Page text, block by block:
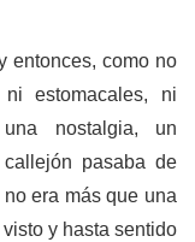
como no
estomacales, ni
nostalgia, un
pasaba de
era más que una
y hasta sentido